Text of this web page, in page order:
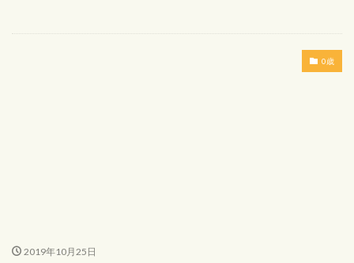
0歳
2019年10月25日